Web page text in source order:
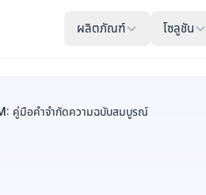
ผลิตภัณฑ์ โซลูชัน
คู่มือคำจำกัดความฉบับสมบูรณ์